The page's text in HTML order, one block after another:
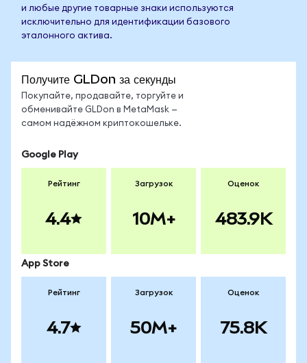
и любые другие товарные знаки используются
исключительно для идентификации базового
эталонного актива.
Получите GLDon за секунды
Покупайте, продавайте, торгуйте и
обменивайте GLDon в MetaMask —
самом надёжном криптокошельке.
Google Play
Рейтинг
4.4
Загрузок
10M+
Оценок
483.9K
App Store
Рейтинг
4.7
Загрузок
50M+
Оценок
75.8K